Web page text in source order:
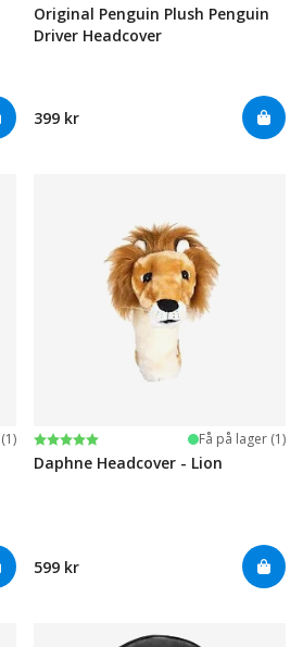
Original Penguin Plush Penguin
Driver Headcover
399 kr
Karakter:
5.0 av 5 mulige Få på lager (1)
Daphne Headcover - Lion
599 kr